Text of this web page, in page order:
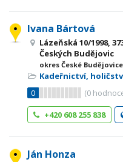
Ivana Bártová
Lázeňská 10/1998,
Českých Budějovic
okres České
Kadeřnictví,
0
(0
+420 608 255 838
Ján Honza